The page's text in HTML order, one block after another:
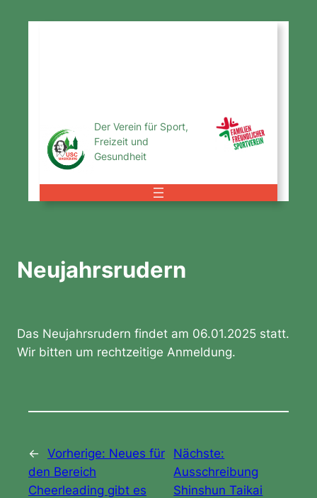
Der Verein für Sport,
Freizeit und
Gesundheit
Neujahrsrudern
Das Neujahrsrudern findet am 06.01.2025 statt.
Wir bitten um rechtzeitige Anmeldung.
← Vorherige: Neues für
den Bereich
Cheerleading gibt es
Nächste:
Ausschreibung
Shinshun Taikai